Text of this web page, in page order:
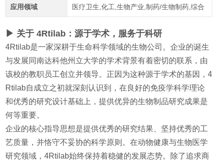
应用领域 医疗卫生,化工,生物产业,制药/生物制药,综合
▶ 关于 4Rtilab：源于学术，服务于科研
4Rtilab是一家深耕于生命科学领域的生物公司。企业的诞生
与发展同南达科他州立大学的学术背景有着密切的联系，由
该校的教职员工创立并领导。正因为这种源于学术的基因，4
Rtilab自成立之初就深刻认识到，在良好的免疫学科学理论
和优秀的研究设计基础上，提供优异的生物制品研究成果是
何等重要。
企业的核心指导思想是提供优秀的研究结果、坚持优秀的工
艺质量，并恪守不妥协的科学原则。在动物健康与生物医学
研究领域，4Rtilab始终保持着稳健的发展态势。除了追求商